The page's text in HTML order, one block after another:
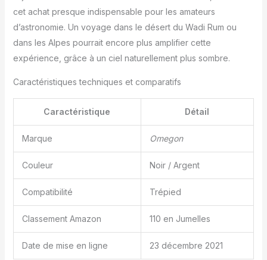
cet achat presque indispensable pour les amateurs
d’astronomie. Un voyage dans le désert du Wadi Rum ou
dans les Alpes pourrait encore plus amplifier cette
expérience, grâce à un ciel naturellement plus sombre.
Caractéristiques techniques et comparatifs
Caractéristique Détail
Marque Omegon
Couleur Noir / Argent
Compatibilité Trépied
Classement Amazon 110 en Jumelles
Date de mise en ligne 23 décembre 2021